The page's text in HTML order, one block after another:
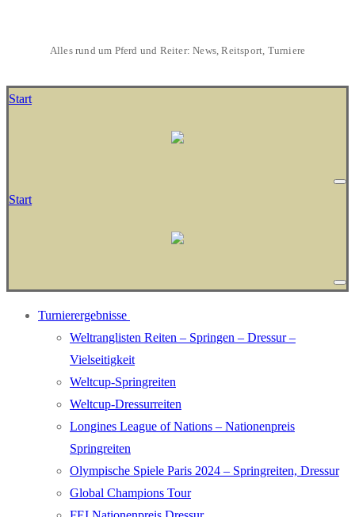
Alles rund um Pferd und Reiter: News, Reitsport, Turniere
Start
Start
Turnierergebnisse
Weltranglisten Reiten – Springen – Dressur –
Vielseitigkeit
Weltcup-Springreiten
Weltcup-Dressurreiten
Longines League of Nations – Nationenpreis
Springreiten
Olympische Spiele Paris 2024 – Springreiten, Dressur
Global Champions Tour